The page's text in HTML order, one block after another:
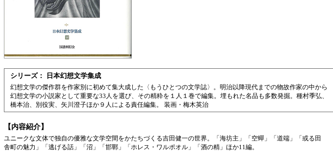
シリーズ： 日本幻想文学集成
幻想文学の傑作群を作家別に初めて集大成した〈もうひとつの文学誌〉。明治以降現代までの物故作家の中から
幻想文学の小説家として重要な33人を選び、その精粋を１人１巻で編集。埋もれた名品も多数発掘。種村季弘、
橋本治、別役実、矢川澄子ほか９人による責任編集。 装画・梅木英治
【内容紹介】
ユニークな文体で独自の優雅な文学空間をかたちづくる吉田健一の世界。「海坊主」「空蟬」「道端」「或る田
舎町の魅力」「逃げる話」「沼」「邯鄲」「ホレス・ワルポオル」「酒の精」ほか11編。